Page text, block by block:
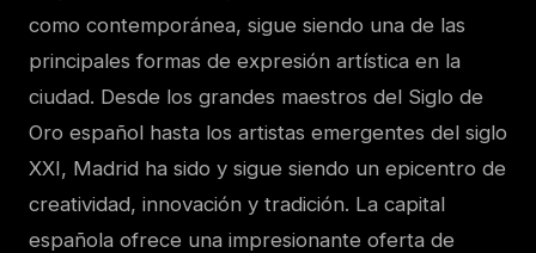
como contemporánea, sigue siendo una de las
principales formas de expresión artística en la
ciudad. Desde los grandes maestros del Siglo de
Oro español hasta los artistas emergentes del siglo
XXI, Madrid ha sido y sigue siendo un epicentro de
creatividad, innovación y tradición. La capital
española ofrece una impresionante oferta de